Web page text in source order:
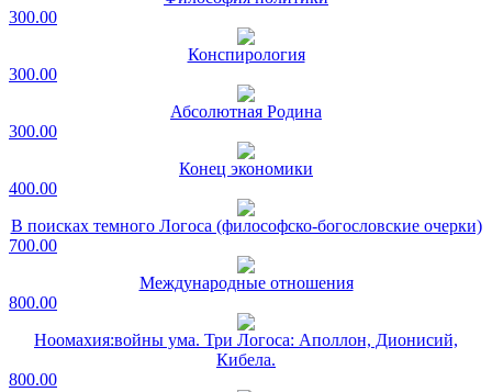
300.00
Конспирология
300.00
Абсолютная Родина
300.00
Конец экономики
400.00
В поисках темного Логоса (философско-богословские очерки)
700.00
Международные отношения
800.00
Ноомахия:войны ума. Три Логоса: Аполлон, Дионисий,
Кибела.
800.00